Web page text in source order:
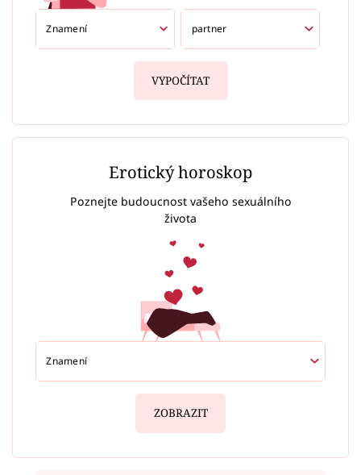
VYPOČÍTAT
Erotický horoskop
Poznejte budoucnost vašeho sexuálního
života
ZOBRAZIT